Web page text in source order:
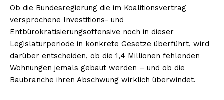
Ob die Bundesregierung die im Koalitionsvertrag
versprochene Investitions- und
Entbürokratisierungsoffensive noch in dieser
Legislaturperiode in konkrete Gesetze überführt, wird
darüber entscheiden, ob die 1,4 Millionen fehlenden
Wohnungen jemals gebaut werden – und ob die
Baubranche ihren Abschwung wirklich überwindet.